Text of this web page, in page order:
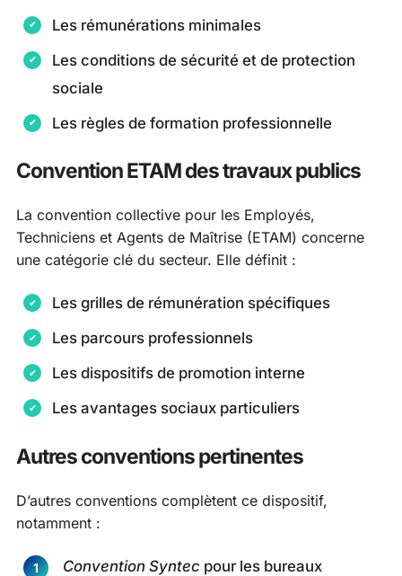
Les rémunérations minimales
Les conditions de sécurité et de protection
sociale
Les règles de formation professionnelle
Convention ETAM des travaux publics
La convention collective pour les Employés,
Techniciens et Agents de Maîtrise (ETAM) concerne
une catégorie clé du secteur. Elle définit :
Les grilles de rémunération spécifiques
Les parcours professionnels
Les dispositifs de promotion interne
Les avantages sociaux particuliers
Autres conventions pertinentes
D’autres conventions complètent ce dispositif,
notamment :
Convention Syntec pour les bureaux